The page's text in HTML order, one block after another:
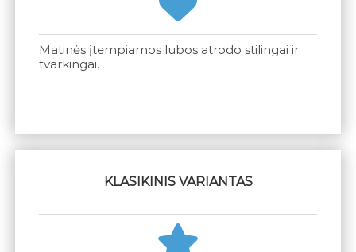
Matinės įtempiamos lubos atrodo stilingai ir
tvarkingai.
KLASIKINIS VARIANTAS